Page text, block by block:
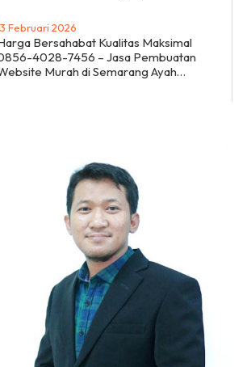
Februari 2026
Bersahabat Kualitas Maksimal
4028-7456 – Jasa Pembuatan
Murah di Semarang Ayah